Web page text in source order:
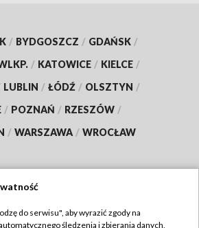
/ BYDGOSZCZ / GDAŃSK /
/ KATOWICE / KIELCE /
LUBLIN / ŁÓDŹ / OLSZTYN /
/ POZNAŃ / RZESZÓW /
/ WARSZAWA / WROCŁAW
do serwisu", aby wyrazić zgody na
śledzenia i zbierania danych,